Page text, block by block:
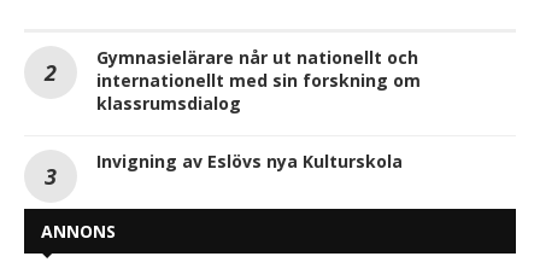
Gymnasielärare når ut nationellt och
internationellt med sin forskning om
klassrumsdialog
Invigning av Eslövs nya Kulturskola
ANNONS